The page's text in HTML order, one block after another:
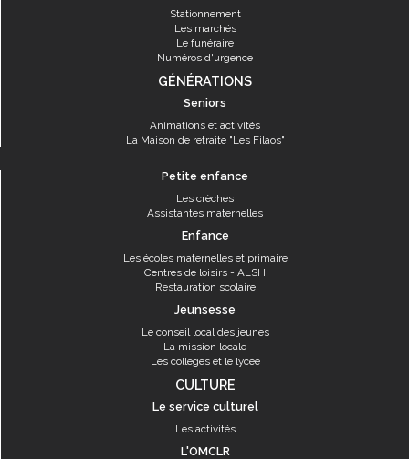
Stationnement
Les marchés
Le funéraire
Numéros d'urgence
GÉNÉRATIONS
Seniors
Animations et activités
La Maison de retraite "Les Filaos"
Petite enfance
Les crèches
Assistantes maternelles
Enfance
Les écoles maternelles et primaire
Centres de loisirs - ALSH
Restauration scolaire
Jeunsesse
Le conseil local des jeunes
La mission locale
Les collèges et le lycée
CULTURE
Le service culturel
Les activités
L'OMCLR